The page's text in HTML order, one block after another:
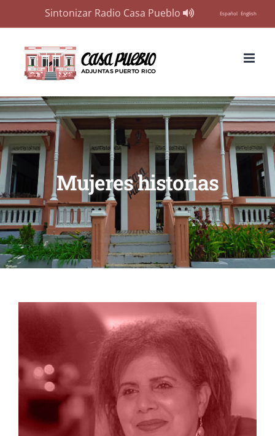
Sintonizar Radio Casa Pueblo Español English
content
Mujeres historias
Rebecca Rodríguez: enlace de Casa Pueblo